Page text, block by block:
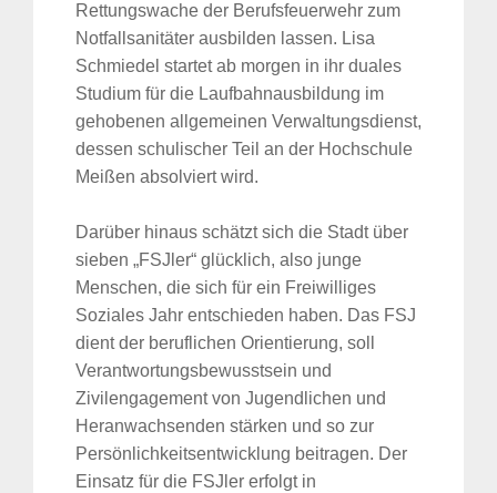
Rettungswache der Berufsfeuerwehr zum
Notfallsanitäter ausbilden lassen. Lisa
Schmiedel startet ab morgen in ihr duales
Studium für die Laufbahnausbildung im
gehobenen allgemeinen Verwaltungsdienst,
dessen schulischer Teil an der Hochschule
Meißen absolviert wird.
Darüber hinaus schätzt sich die Stadt über
sieben „FSJler“ glücklich, also junge
Menschen, die sich für ein Freiwilliges
Soziales Jahr entschieden haben. Das FSJ
dient der beruflichen Orientierung, soll
Verantwortungsbewusstsein und
Zivilengagement von Jugendlichen und
Heranwachsenden stärken und so zur
Persönlichkeitsentwicklung beitragen. Der
Einsatz für die FSJler erfolgt in